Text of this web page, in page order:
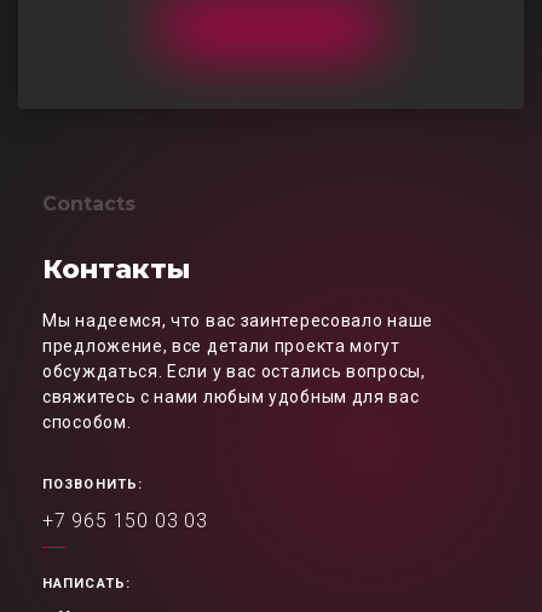
Contacts
Контакты
Мы надеемся, что вас заинтересовало наше
предложение, все детали проекта могут
обсуждаться. Если у вас остались вопросы,
свяжитесь с нами любым удобным для вас
способом.
ПОЗВОНИТЬ:
+7 965 150 03 03
НАПИСАТЬ: